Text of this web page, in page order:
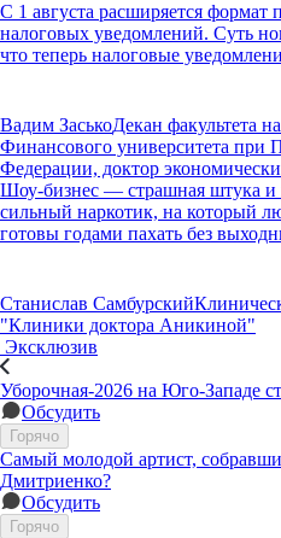
С 1 августа расширяется формат
налоговых уведомлений. Суть
что теперь налоговые
Вадим ЗаськоДекан факультета
Финансового университета при
Федерации, доктор
Шоу-бизнес — страшная штука и
сильный наркотик, на который
готовы годами пахать без
Станислав Самбурский
"Клиники доктора Аникиной"
Эксклюзив
Уборочная-2026 на Юго-Западе
Обсудить
Горячо
Самый молодой артист,
Дмитриенко?
Обсудить
Горячо